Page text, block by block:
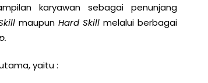
karyawan sebagai penunjang
maupun Hard Skillmelalui berbagai
yaitu :